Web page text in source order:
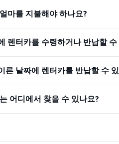
마를 지불해야 하나요?
렌터카를 수령하거나 반납할 수
른 날짜에 렌터카를 반납할 수
어디에서 찾을 수 있나요?